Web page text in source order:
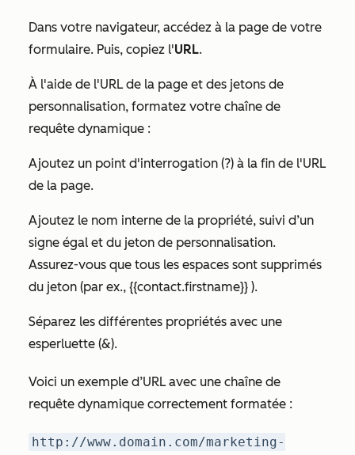
Dans votre navigateur, accédez à la page de votre
formulaire. Puis, copiez l'URL.
À l'aide de l'URL de la page et des jetons de
personnalisation, formatez votre chaîne de
requête dynamique :
Ajoutez un point d'interrogation (?) à la fin de l'URL
de la page.
Ajoutez le nom interne de la propriété, suivi d’un
signe égal et du jeton de personnalisation.
Assurez-vous que tous les espaces sont supprimés
du jeton (par ex., {{contact.firstname}} ).
Séparez les différentes propriétés avec une
esperluette (&).
Voici un exemple d’URL avec une chaîne de
requête dynamique correctement formatée :
http://www.domain.com/marketing-